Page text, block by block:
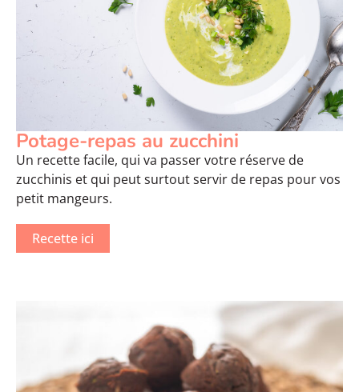
Potage-repas au zucchini
Un recette facile, qui va passer votre réserve de
zucchinis et qui peut surtout servir de repas pour vos
petit mangeurs.
Recette ici